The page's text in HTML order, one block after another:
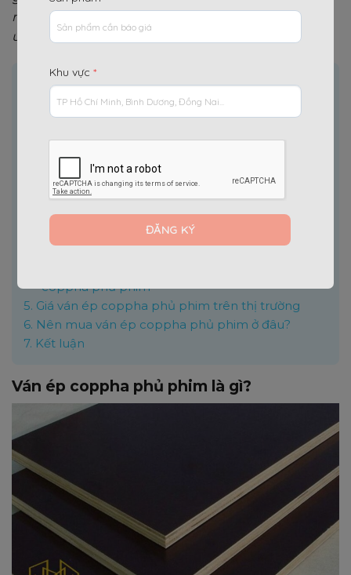
như ván ép phủ phim 12mm, 15mm và 18mm đáp
ứng đa dạng nhu cầu của các dự án.
Nội dung chính [Ẩn]
Ván ép coppha phủ phim là gì?
Phân loại ván ép phủ phim theo độ dày
Ván ép phủ phim 12mm
3.2.Ván ép phủ phim 15mm
3.3.Ván ép phủ phim 18mm
Cấu tạo và thông số kỹ thuật ván ép phủ phim
4.1.Cấu tạo của ván ép coppha phủ phim
coppha phủ phim
5. Giá ván ép coppha phủ phim trên thị trường
6. Nên mua ván ép coppha phủ phim ở đâu?
7. Kết luận
Ván ép coppha phủ phim là gì?
Khu vực *